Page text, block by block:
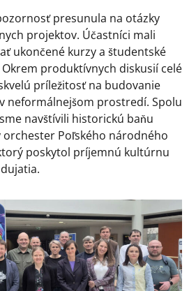
presunula na otázky
projektov. Účastníci mali
ukončené kurzy a študentské
produktívnych diskusií celé
príležitosť na budovanie
neformálnejšom prostredí. Spolu
navštívili historickú baňu
orchester Poľského národného
poskytol príjemnú kultúrnu